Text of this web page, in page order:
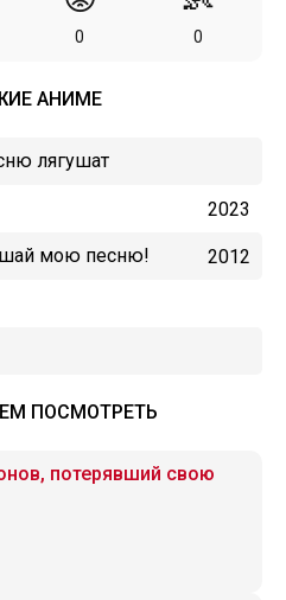
0 0
АНИМЕ
лягушат
2023
мою песню! 2012
ПОСМОТРЕТЬ
потерявший свою